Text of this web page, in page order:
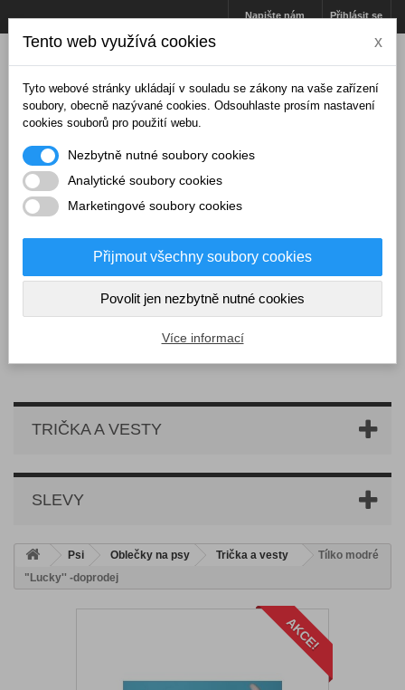
Přihlásit se
Napište nám
Košík (prázdný)
TRIČKA A VESTY
SLEVY
Psi Oblečky na psy Trička a vesty
Tílko modré
"Lucky'' -doprodej
AKCE!
Tento web využívá cookies x
Tyto webové stránky ukládají v souladu se zákony na vaše zařízení
soubory, obecně nazývané cookies. Odsouhlaste prosím nastavení
cookies souborů pro použití webu.
Nezbytně nutné soubory cookies
Analytické soubory cookies
Marketingové soubory cookies
Přijmout všechny soubory cookies
Povolit jen nezbytně nutné cookies
Více informací